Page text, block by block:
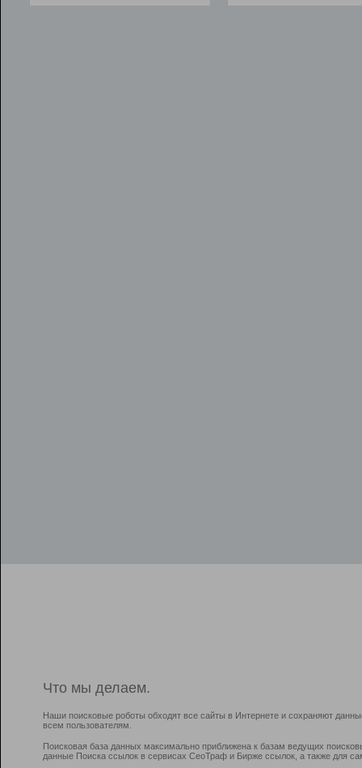
Что мы делаем.
Наши поисковые роботы обходят все сайты в Интернете и сохраняют
всем пользователям.
Поисковая база данных максимально приближена к базам ведущих
данные Поиска ссылок в сервисах СеоТраф и Бирже ссылок, а также для